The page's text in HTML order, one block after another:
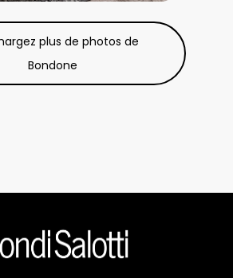
plus de photos de
Bondone